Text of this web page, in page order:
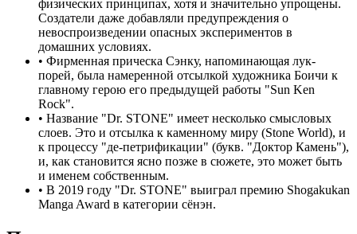
физических принципах, хотя и значительно упрощены.
Создатели даже добавляли предупреждения о
невоспроизведении опасных экспериментов в
домашних условиях.
• Фирменная прическа Сэнку, напоминающая лук-
порей, была намеренной отсылкой художника Боичи к
главному герою его предыдущей работы "Sun Ken
Rock".
• Название "Dr. STONE" имеет несколько смысловых
слоев. Это и отсылка к каменному миру (Stone World), и
к процессу "де-петрификации" (букв. "Доктор Камень"),
и, как становится ясно позже в сюжете, это может быть
и именем собственным.
• В 2019 году "Dr. STONE" выиграл премию Shogakukan
Manga Award в категории сёнэн.